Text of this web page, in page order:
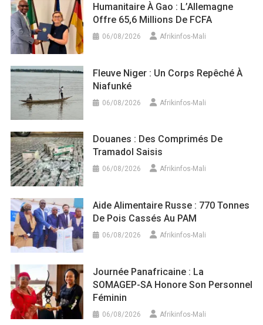
Humanitaire À Gao : L’Allemagne
Offre 65,6 Millions De FCFA
06/08/2026 Afrikinfos-Mali
Fleuve Niger : Un Corps Repêché À
Niafunké
06/08/2026 Afrikinfos-Mali
Douanes : Des Comprimés De
Tramadol Saisis
06/08/2026 Afrikinfos-Mali
Aide Alimentaire Russe : 770 Tonnes
De Pois Cassés Au PAM
06/08/2026 Afrikinfos-Mali
Journée Panafricaine : La
SOMAGEP-SA Honore Son Personnel
Féminin
06/08/2026 Afrikinfos-Mali